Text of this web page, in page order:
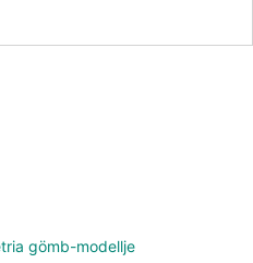
gömb-modellje